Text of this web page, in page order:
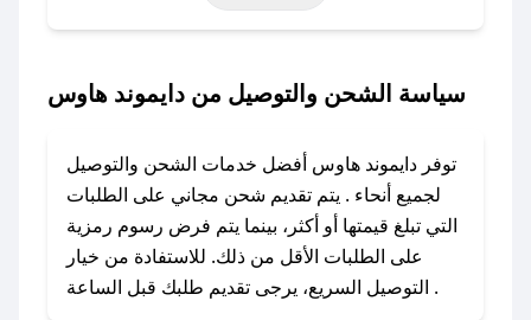
حتى عروض خاصة أخرى.
باستخدام تطبيق صحصح، يمكنك العثور بسهولة على
الكوبون، تواصل معنا عبر تويتر أو البريد الإلكتروني
لإضافته بسرعة.
### كيفية استخدام كود خصم دايموند هاوس؟
1. انسخ كود الخصم من تطبيق صحصح.
سياسة الشحن والتوصيل من دايموند هاوس
توفر دايموند هاوس أفضل خدمات الشحن والتوصيل
لجميع أنحاء . يتم تقديم شحن مجاني على الطلبات
التي تبلغ قيمتها أو أكثر، بينما يتم فرض رسوم رمزية
على الطلبات الأقل من ذلك. للاستفادة من خيار
التوصيل السريع، يرجى تقديم طلبك قبل الساعة .